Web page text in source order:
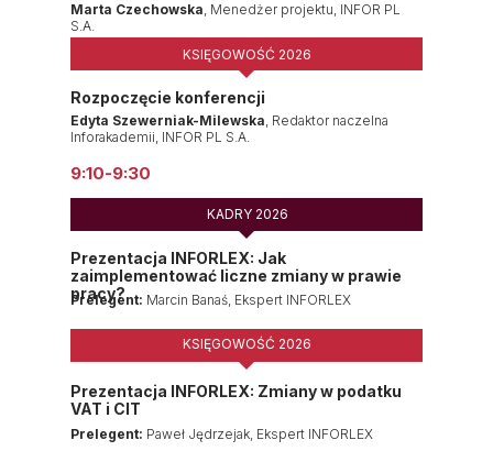
KADRY 2026
KSIĘGOWOŚĆ 2026
KSIĘGOWOŚĆ 2026
Rozpoczęcie konferencji
Marta Czechowska, Menedżer projektu, INFOR PL
S.A.
Edyta Szewerniak-Milewska, Redaktor naczelna
Inforakademii, INFOR PL S.A.
Prezentacja INFORLEX: Jak
zaimplementować liczne zmiany w prawie
pracy?
Prezentacja INFORLEX: Zmiany w podatku
VAT i CIT
9:10-9:30
Prelegent: Paweł Jędrzejak, Ekspert INFORLEX
Prelegent: Marcin Banaś, Ekspert INFORLEX